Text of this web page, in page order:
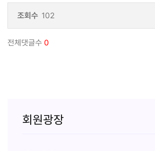
조회수 102
전체댓글수 0
회원광장